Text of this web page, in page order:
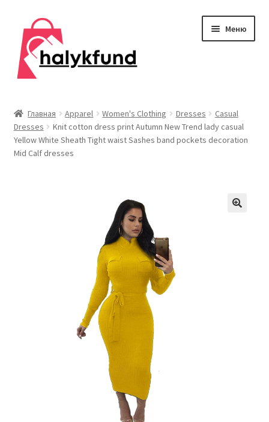
Перейти
навигации
Перейти
содержимому
Меню
меню
Главная
Главная Apparel Women's Clothing Dresses
Casual
Dresses
Knit cotton dress print Autumn New Trend lady casual
Yellow White Sheath Tight waist Sashes band pockets decoration
Mid Calf dresses